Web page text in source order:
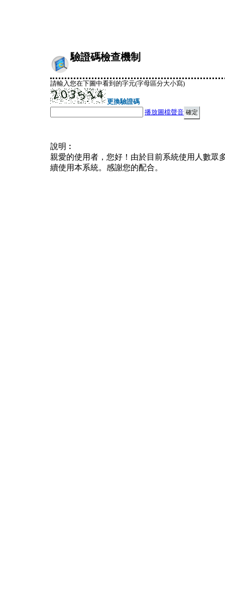
驗證碼檢查機制
請輸入您在下圖中看到的字元(字母區分大小寫)
更換驗證碼
播放圖檔聲音
說明︰
親愛的使用者，您好！由於目前系統使用人數眾
續使用本系統。感謝您的配合。